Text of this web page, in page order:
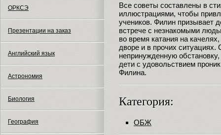
ОРКСЭ
Презентации на заказ
Английский язык
Астрономия
Биология
География
Все советы составлены в
иллюстрациями, чтобы
учеников. Филин призывает
встрече с незнакомыми
во время катания на
дворе и в прочих
непринужденную
дети с удовольствием
Филина.
Категория:
ОБЖ